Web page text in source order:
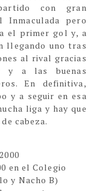
con gran
Inmaculada pero
el primer gol y, a
llegando uno tras
al rival gracias
y a las buenas
En definitiva,
y a seguir en esa
liga y hay que
cabeza.
en el Colegio
y Nacho B)